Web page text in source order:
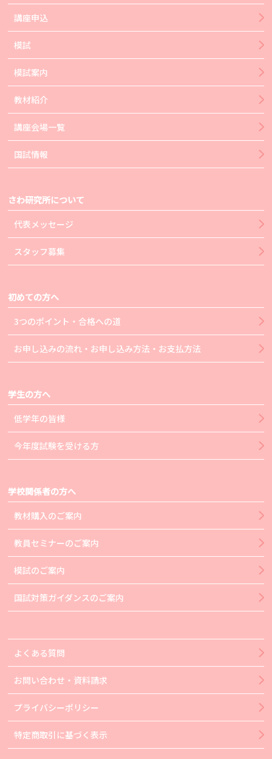
講座申込
模試
模試案内
教材紹介
講座会場一覧
国試情報
さわ研究所について
代表メッセージ
スタッフ募集
初めての方へ
3つのポイント・合格への道
お申し込みの流れ・お申し込み方法・お支払方法
学生の方へ
低学年の皆様
今年度試験を受ける方
学校関係者の方へ
教材購入のご案内
教員セミナーのご案内
模試のご案内
国試対策ガイダンスのご案内
よくある質問
お問い合わせ・資料請求
プライバシーポリシー
特定商取引に基づく表示